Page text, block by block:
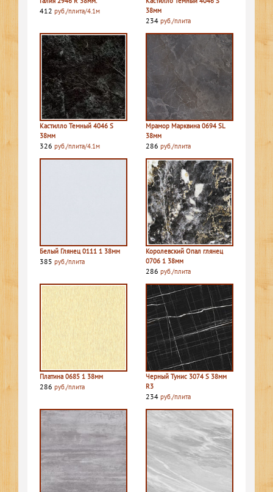
412 руб./плита/4.1м
38мм
234 руб./плита
Кастилло Темный 4046 S
38мм
326 руб./плита/4.1м
Мрамор Марквина 0694 SL
38мм
286 руб./плита
Белый Глянец 0111 1 38мм
385 руб./плита
Королевский Опал глянец
0706 1 38мм
286 руб./плита
Платина 0685 1 38мм
286 руб./плита
Черный Тунис 3074 S 38мм
R3
234 руб./плита